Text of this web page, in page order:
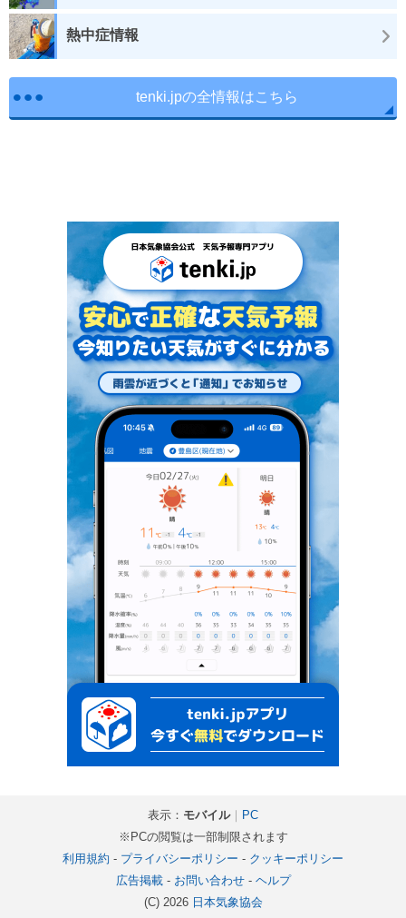
熱中症情報
tenki.jpの全情報はこちら
表示： モバイル｜
PC
※PCの閲覧は一部制限されます
利用規約 - プライバシーポリシー - クッキーポリシー
広告掲載- お問い合わせ- ヘルプ
(C) 2026 日本気象協会